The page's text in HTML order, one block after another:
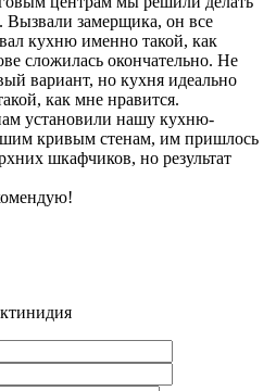
Вызвали замерщика, он все
кухню именно такой, как
сложилась окончательно. Не
вариант, но кухня идеально
как мне нравится.
установили нашу кухню-
кривым стенам, им пришлось
шкафчиков, но результат